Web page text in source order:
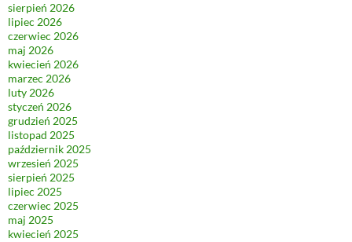
sierpień 2026
lipiec 2026
czerwiec 2026
maj 2026
kwiecień 2026
marzec 2026
luty 2026
styczeń 2026
grudzień 2025
listopad 2025
październik 2025
wrzesień 2025
sierpień 2025
lipiec 2025
czerwiec 2025
maj 2025
kwiecień 2025